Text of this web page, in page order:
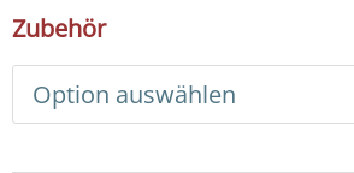
Zubehör
DIY
Armband
Basic
Set
Edelsteine